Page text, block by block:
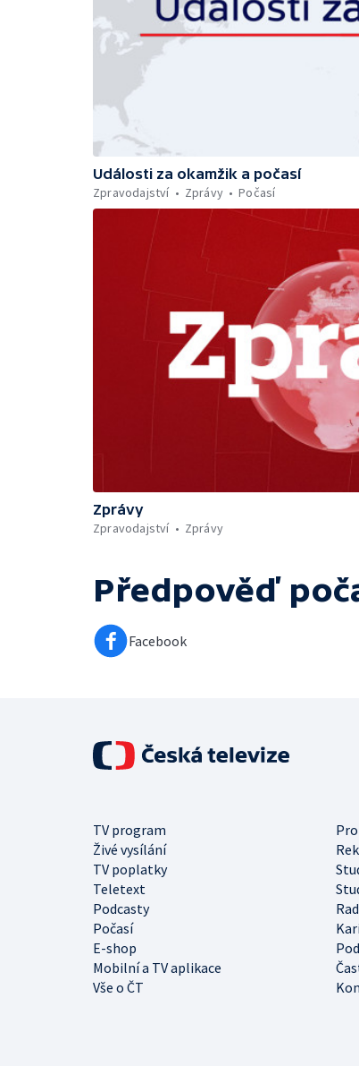
Události za okamžik a počasí
Zpravodajství
Zprávy Počasí
Zprávy
Zpravodajství
Zprávy
Předpověď
Facebook
TV program
Živé vysílání
TV poplatky
Teletext
Podcasty
Počasí
E-shop
Mobilní a TV aplikace
Vše o ČT